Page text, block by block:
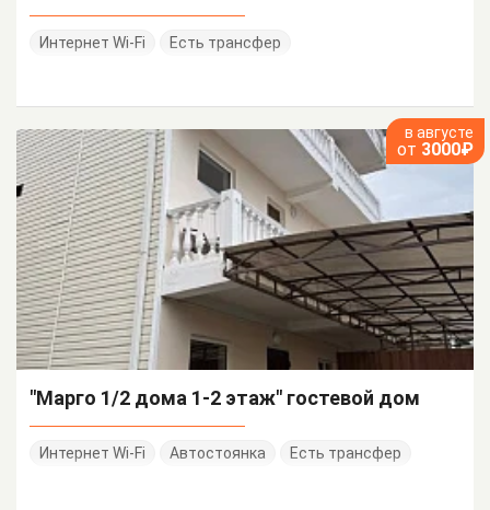
Интернет Wi-Fi Есть трансфер
в августе
от 3000₽
"Марго 1/2 дома 1-2 этаж" гостевой дом
Интернет Wi-Fi Автостоянка Есть трансфер